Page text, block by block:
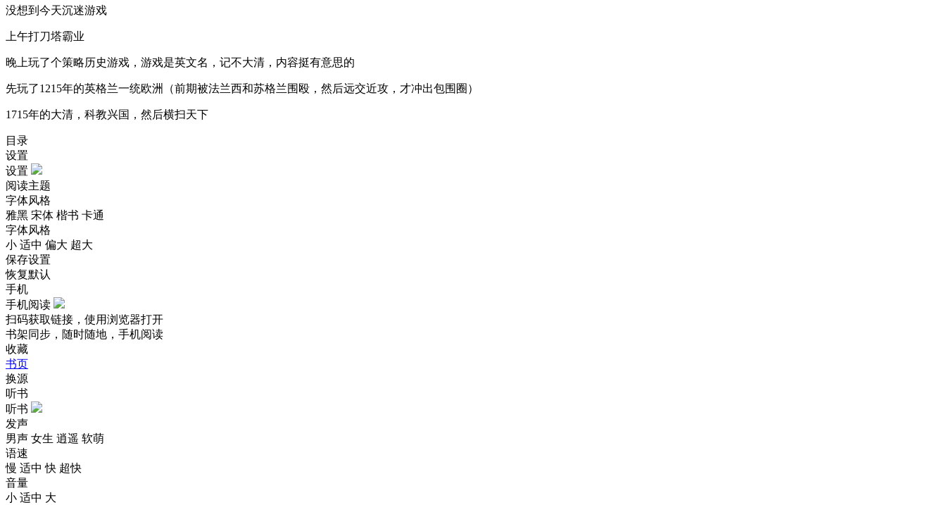
没想到今天沉迷游戏
上午打刀塔霸业
晚上玩了个策略历史游戏，游戏是英文名，记不大清，内容挺有意思的
先玩了1215年的英格兰一统欧洲（前期被法兰西和苏格兰围殴，然后远交近攻，才冲出包围圈）
1715年的大清，科教兴国，然后横扫天下
目录
设置
设置
阅读主题
字体风格
雅黑 宋体 楷书 卡通
字体风格
小 适中 偏大 超大
保存设置
恢复默认
手机
手机阅读
扫码获取链接，使用浏览器打开
书架同步，随时随地，手机阅读
收藏
书页
换源
听书
听书
发声
男声 女生 逍遥 软萌
语速
慢 适中 快 超快
音量
小 适中 大